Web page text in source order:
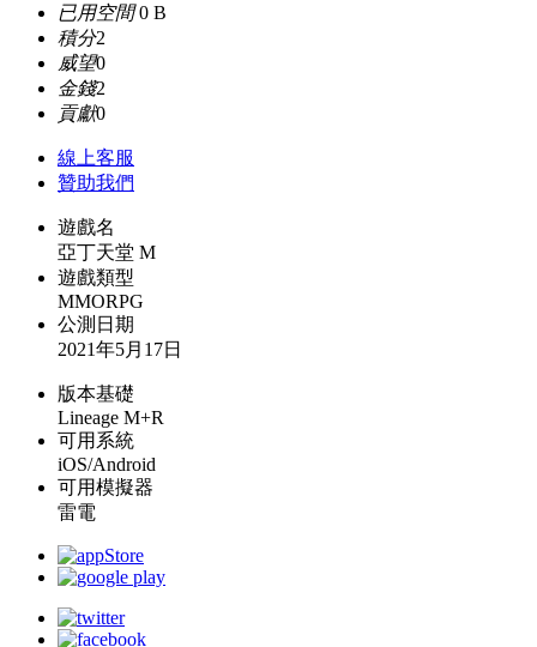
已用空間0 B
積分2
威望0
金錢2
貢獻0
線上客服
贊助我們
遊戲名
亞丁天堂 M
遊戲類型
MMORPG
公測日期
2021年5月17日
版本基礎
Lineage M+R
可用系統
iOS/Android
可用模擬器
雷電